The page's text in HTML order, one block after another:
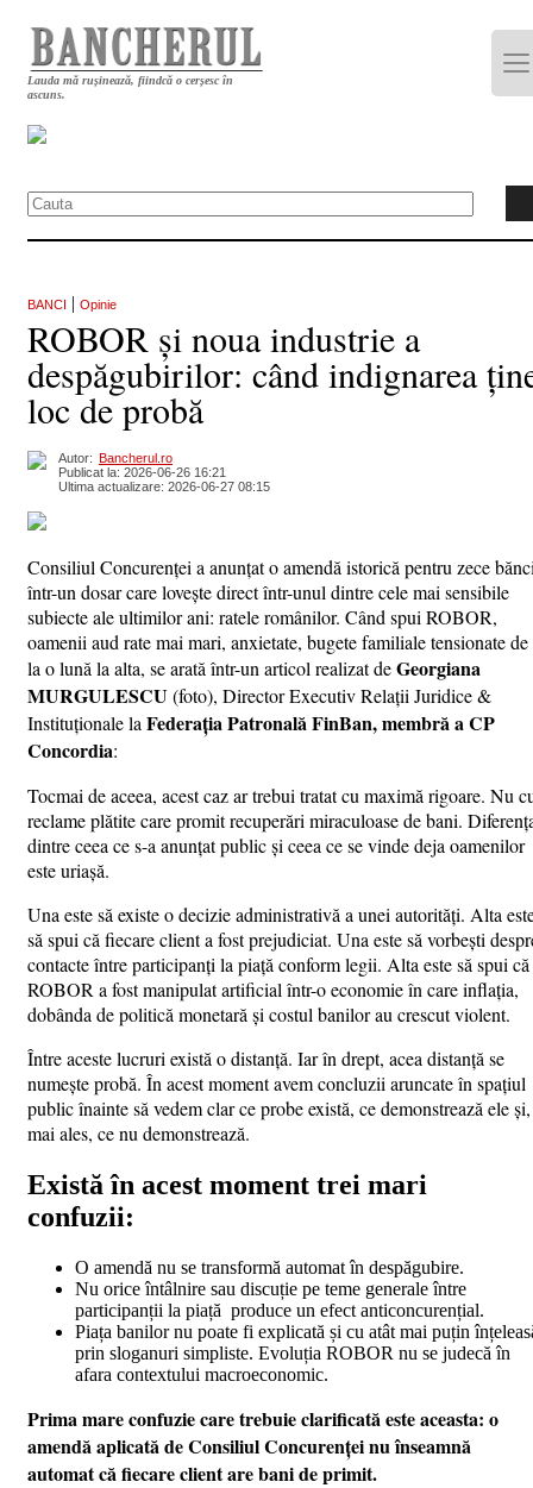
Lauda mă rușinează, fiindcă o cerșesc în
ascuns.
BANCI | Opinie
ROBOR și noua industrie a
despăgubirilor: când indignarea
loc de probă
Autor: Bancherul.ro
Publicat la: 2026-06-26 16:21
Ultima actualizare: 2026-06-27 08:15
Consiliul Concurenței a anunțat o amendă istorică pentru zece
într-un dosar care lovește direct într-unul dintre cele mai sensibile
subiecte ale ultimilor ani: ratele românilor. Când spui ROBOR,
oamenii aud rate mai mari, anxietate, bugete familiale tensionate de
la o lună la alta, se arată într-un articol realizat deGeorgiana
MURGULESCU(foto), Director Executiv Relații Juridice &
Instituționale la Federația Patronală FinBan, membră a CP
Concordia:
Tocmai de aceea, acest caz ar trebui tratat cu maximă rigoare. Nu
reclame plătite care promit recuperări miraculoase de bani.
dintre ceea ce s-a anunțat public și ceea ce se vinde deja oamenilor
este uriașă.
Una este să existe o decizie administrativă a unei autorități. Alta
să spui că fiecare client a fost prejudiciat. Una este să vorbești
contacte între participanți la piață conform legii. Alta este să spui că
ROBOR a fost manipulat artificial într-o economie în care inflația,
dobânda de politică monetară și costul banilor au crescut violent.
Între aceste lucruri există o distanță. Iar în drept, acea distanță se
numește probă. În acest moment avem concluzii aruncate în spațiul
public înainte să vedem clar ce probe există, ce demonstrează ele și,
mai ales, ce nu demonstrează.
Există în acest moment trei mari
confuzii:
O amendă nu se transformă automat în despăgubire.
Nu orice întâlnire sau discuție pe teme generale între
participanții la piață produce un efect anticoncurențial.
Piața banilor nu poate fi explicată și cu atât mai puțin
prin sloganuri simpliste. Evoluția ROBOR nu se judecă în
afara contextului macroeconomic.
Prima mare confuzie care trebuie clarificată este aceasta: o
amendă aplicată de Consiliul Concurenței nu înseamnă
automat că fiecare client are bani de primit.